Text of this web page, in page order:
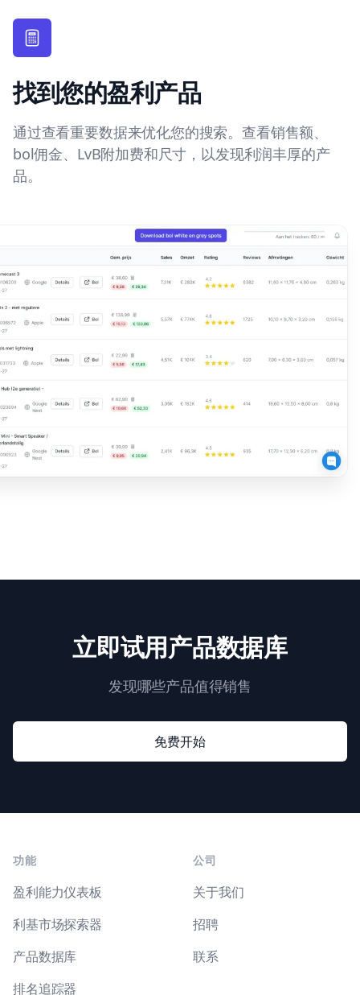
找到您的盈利产品
通过查看重要数据来优化您的搜索。查看销售额、
bol佣金、LvB附加费和尺寸，以发现利润丰厚的产
品。
立即试用产品数据库
发现哪些产品值得销售
免费开始
功能
盈利能力仪表板
利基市场探索器
产品数据库
排名追踪器
公司
关于我们
招聘
联系